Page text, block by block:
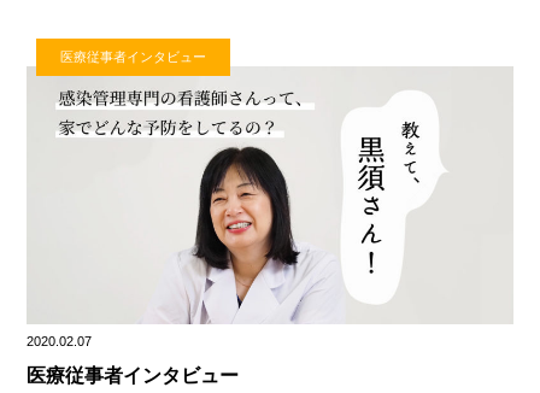
医療従事者インタビュー
2020.02.07
医療従事者インタビュー